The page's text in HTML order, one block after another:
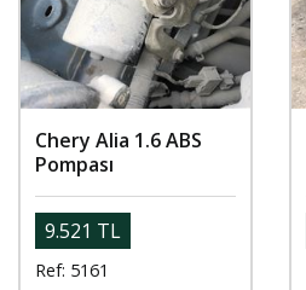
Chery Alia 1.6 ABS
Pompası
9.521 TL
Ref: 5161